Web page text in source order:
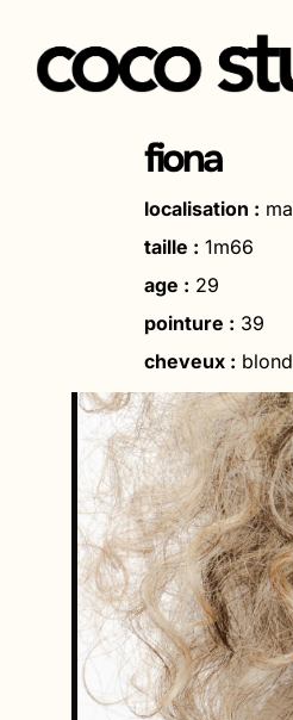
Aller
fiona
localisation :
taille : 1m66
age : 29
pointure : 39
cheveux : blond